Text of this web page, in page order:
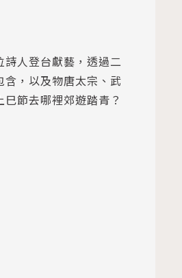
人登台獻藝，透過二
，以及物唐太宗、武
節去哪裡郊遊踏青？